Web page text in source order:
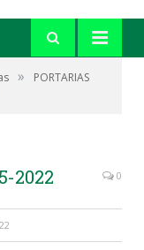
»
PORTARIAS
2022 0